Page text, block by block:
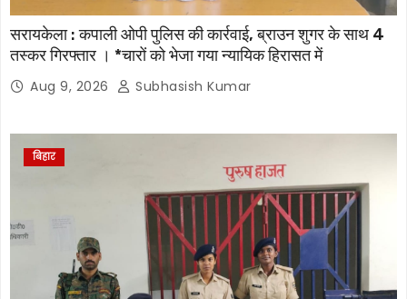
सरायकेला : कपाली ओपी पुलिस की कार्रवाई, ब्राउन शुगर के साथ 4
तस्कर गिरफ्तार । *चारों को भेजा गया न्यायिक हिरासत में
Aug 9, 2026 Subhasish Kumar
बिहार